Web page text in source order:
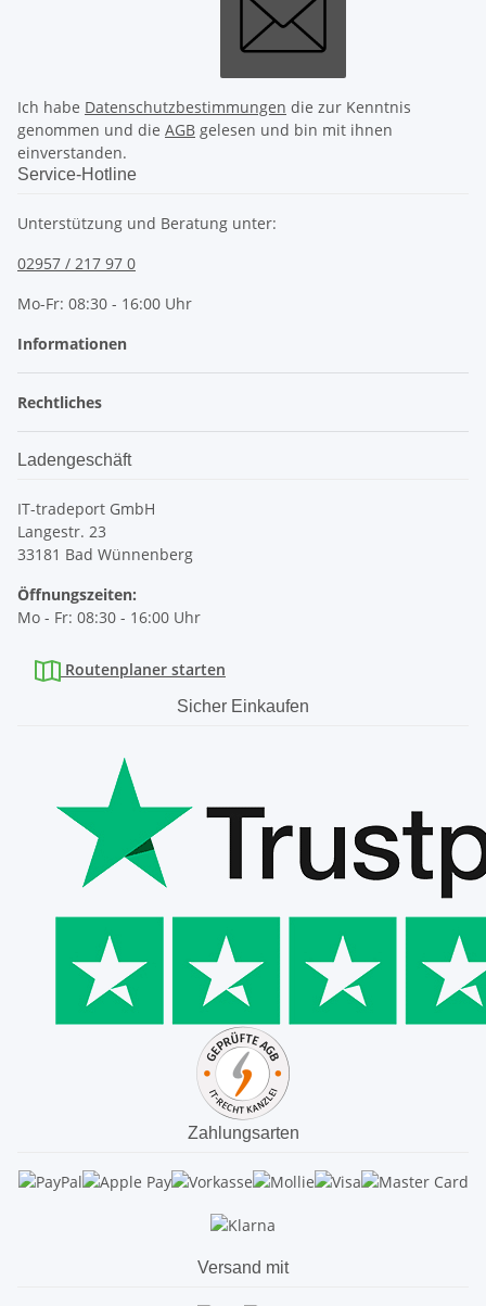
Ich habe Datenschutzbestimmungen die zur Kenntnis
genommen und die AGB gelesen und bin mit ihnen
einverstanden.
Service-Hotline
Unterstützung und Beratung unter:
02957 / 217 97 0
Mo-Fr: 08:30 - 16:00 Uhr
Informationen
Rechtliches
Ladengeschäft
IT-tradeport GmbH
Langestr. 23
33181 Bad Wünnenberg
Öffnungszeiten:
Mo - Fr: 08:30 - 16:00 Uhr
Routenplaner starten
Sicher Einkaufen
Zahlungsarten
Versand mit